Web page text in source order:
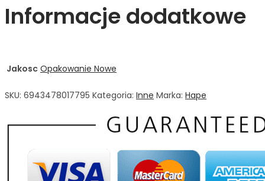
Informacje dodatkowe
Jakosc Opakowanie Nowe
SKU: 6943478017795 Kategoria: Inne Marka: Hape